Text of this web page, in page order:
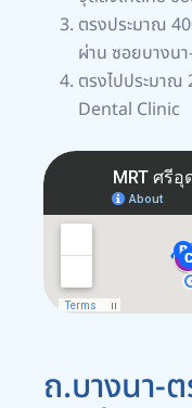
ตรงประมาณ
ผ่าน ซอยบางน
ตรงไปประมาณ
Dental Clinic
ถ.บางนา-